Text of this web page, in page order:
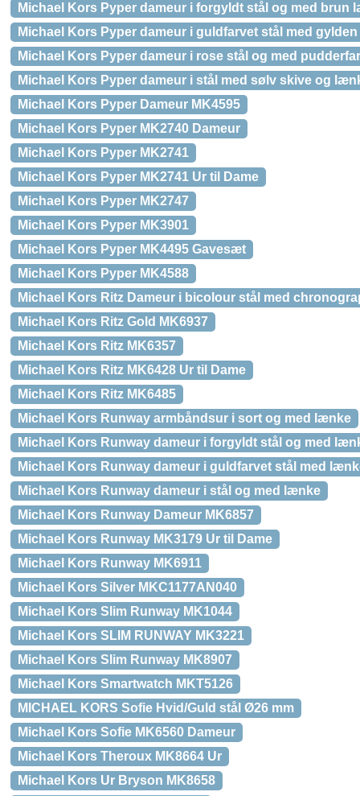
Michael Kors Pyper dameur i forgyldt stål og med brun
Michael Kors Pyper dameur i guldfarvet stål med
Michael Kors Pyper dameur i rose stål og med
Michael Kors Pyper dameur i stål med sølv skive og
Michael Kors Pyper Dameur MK4595
Michael Kors Pyper MK2740 Dameur
Michael Kors Pyper MK2741
Michael Kors Pyper MK2741 Ur til Dame
Michael Kors Pyper MK2747
Michael Kors Pyper MK3901
Michael Kors Pyper MK4495 Gavesæt
Michael Kors Pyper MK4588
Michael Kors Ritz Dameur i bicolour stål med
Michael Kors Ritz Gold MK6937
Michael Kors Ritz MK6357
Michael Kors Ritz MK6428 Ur til Dame
Michael Kors Ritz MK6485
Michael Kors Runway armbåndsur i sort og med lænke
Michael Kors Runway dameur i forgyldt stål og med
Michael Kors Runway dameur i guldfarvet stål med
Michael Kors Runway dameur i stål og med lænke
Michael Kors Runway Dameur MK6857
Michael Kors Runway MK3179 Ur til Dame
Michael Kors Runway MK6911
Michael Kors Silver MKC1177AN040
Michael Kors Slim Runway MK1044
Michael Kors SLIM RUNWAY MK3221
Michael Kors Slim Runway MK8907
Michael Kors Smartwatch MKT5126
MICHAEL KORS Sofie Hvid/Guld stål Ø26 mm
Michael Kors Sofie MK6560 Dameur
Michael Kors Theroux MK8664 Ur
Michael Kors Ur Bryson MK8658